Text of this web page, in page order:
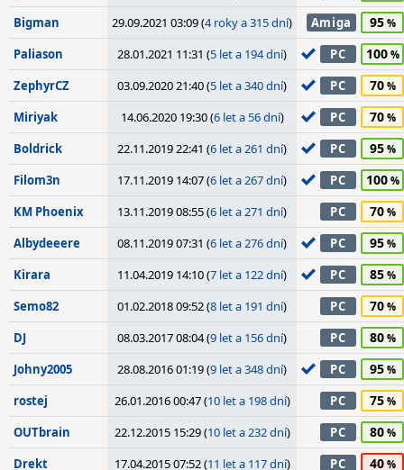
Bigman 29.09.2021 03:09 (4 roky a 315 dní) Amiga 95
Paliason 28.01.2021 11:31 (5 let a 194 dní) PC 100
ZephyrCZ 03.09.2020 21:40 (5 let a 340 dní) PC 70
Miriyak 14.06.2020 19:30 (6 let a 56 dní) PC 70
Boldrick 22.11.2019 22:41 (6 let a 261 dní) PC 95
Filom3n 17.11.2019 14:07 (6 let a 267 dní) PC 100
KM Phoenix 13.11.2019 08:55 (6 let a 271 dní) PC 70
Albydeeere 08.11.2019 07:31 (6 let a 276 dní) PC 95
Kirara 11.04.2019 14:10 (7 let a 122 dní) PC 85
Semo82 01.02.2018 09:52 (8 let a 191 dní) PC 70
DJ 08.03.2017 08:04 (9 let a 156 dní) PC 80
Johny2005 28.08.2016 01:19 (9 let a 348 dní) PC 95
rostej 26.01.2016 00:47 (10 let a 198 dní) PC 75
OUTbrain 22.12.2015 15:29 (10 let a 232 dní) PC 80
Drekt 17.04.2015 07:52 (11 let a 117 dní) PC 40